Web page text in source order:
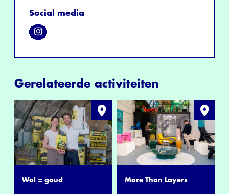
Social media
Gerelateerde activiteiten
Wol = goud More Than Layers